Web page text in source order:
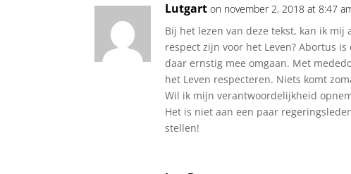
Lutgart on november 2, 2018 at 8:47
Bij het lezen van deze tekst, kan ik
respect zijn voor het Leven? Abortus
daar ernstig mee omgaan. Met
het Leven respecteren. Niets komt
Wil ik mijn verantwoordelijkheid
Het is niet aan een paar
stellen!